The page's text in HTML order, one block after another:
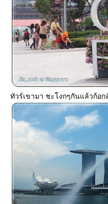
ทัวร์เขามา ชะโงกๆกันแล้วก้อ